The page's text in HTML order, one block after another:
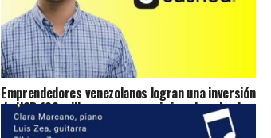
Emprendedores venezolanos logran una inversión
de USD 100 millones para seguir impulsando el
acceso al crédito en Venezuela